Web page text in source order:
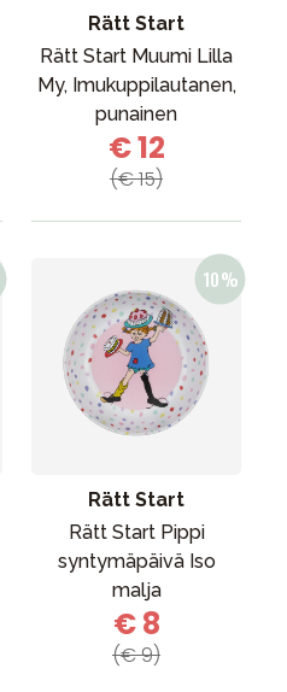
Rätt Start
Rätt Start Muumi Lilla
My, Imukuppilautanen,
punainen
€ 12
(€ 15)
Rätt Start
Rätt Start Pippi
syntymäpäivä Iso
malja
€ 8
(€ 9)